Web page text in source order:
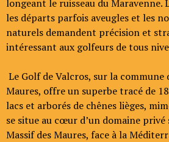
longeant le ruisseau du Maravenne.
les départs parfois aveugles et les
naturels demandent précision et
intéressant aux golfeurs de tous
Le Golf de Valcros, sur la commune
Maures, offre un superbe tracé de
lacs et arborés de chênes lièges,
se situe au cœur d’un domaine
Massif des Maures, face à la